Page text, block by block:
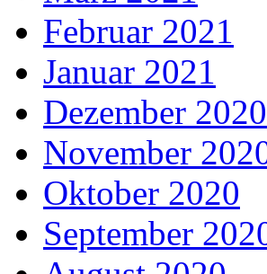
Februar 2021
Januar 2021
Dezember 2020
November
Oktober 2020
September